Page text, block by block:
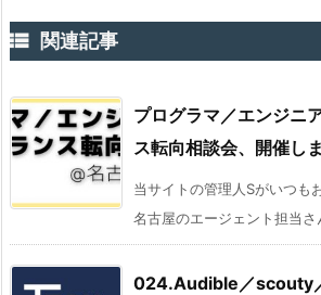
 関連記事
プログラマ／エンジニ
ス転向相談会、開催し
当サイトの管理人Sがいつも
名古屋のエージェント担当
024.Audible／scouty